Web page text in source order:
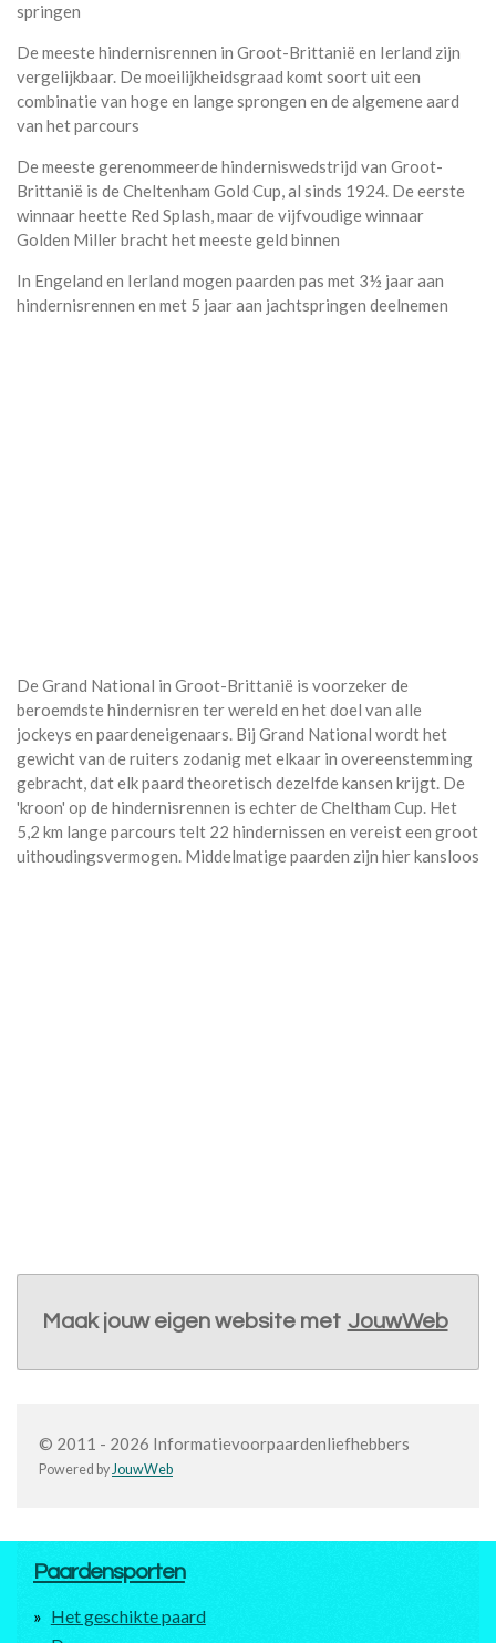
springen
De meeste hindernisrennen in Groot-Brittanië en Ierland zijn
vergelijkbaar. De moeilijkheidsgraad komt soort uit een
combinatie van hoge en lange sprongen en de algemene aard
van het parcours
De meeste gerenommeerde hinderniswedstrijd van Groot-
Brittanië is de Cheltenham Gold Cup, al sinds 1924. De eerste
winnaar heette Red Splash, maar de vijfvoudige winnaar
Golden Miller bracht het meeste geld binnen
In Engeland en Ierland mogen paarden pas met 3½ jaar aan
hindernisrennen en met 5 jaar aan jachtspringen deelnemen
De Grand National in Groot-Brittanië is voorzeker de
beroemdste hindernisren ter wereld en het doel van alle
jockeys en paardeneigenaars. Bij Grand National wordt het
gewicht van de ruiters zodanig met elkaar in overeenstemming
gebracht, dat elk paard theoretisch dezelfde kansen krijgt. De
'kroon' op de hindernisrennen is echter de Cheltham Cup. Het
5,2 km lange parcours telt 22 hindernissen en vereist een groot
uithoudingsvermogen. Middelmatige paarden zijn hier kansloos
Maak jouw eigen website met JouwWeb
© 2011 - 2026 Informatievoorpaardenliefhebbers
Powered byJouwWeb
Paardensporten
Het geschikte paard